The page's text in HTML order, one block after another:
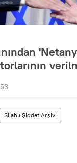
Silahlı Şiddet Arşivi